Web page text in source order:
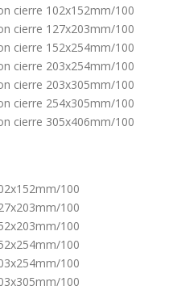
cierre 102x152mm/100
cierre 127x203mm/100
cierre 152x254mm/100
cierre 203x254mm/100
cierre 203x305mm/100
cierre 254x305mm/100
cierre 305x406mm/100
100
100
100
100
100
100